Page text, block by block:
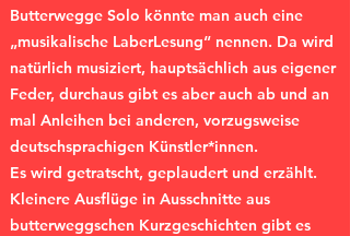
Butterwegge Solo könnte man auch eine
„musikalische LaberLesung“ nennen. Da wird
natürlich musiziert, hauptsächlich aus eigener
Feder, durchaus gibt es aber auch ab und an
mal Anleihen bei anderen, vorzugsweise
deutschsprachigen Künstler*innen.
Es wird getratscht, geplaudert und erzählt.
Kleinere Ausflüge in Ausschnitte aus
butterweggschen Kurzgeschichten gibt es